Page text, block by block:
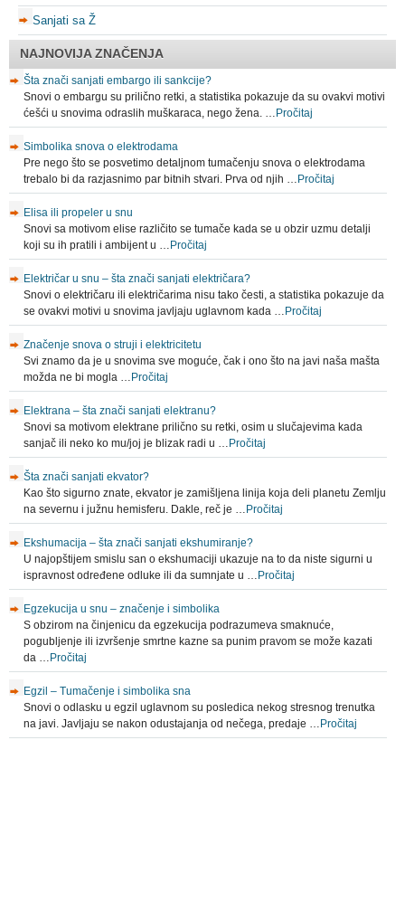
Sanjati sa Ž
NAJNOVIJA ZNAČENJA
Šta znači sanjati embargo ili sankcije?
Snovi o embargu su prilično retki, a statistika pokazuje da su ovakvi motivi
ćešći u snovima odraslih muškaraca, nego žena. … Pročitaj
Simbolika snova o elektrodama
Pre nego što se posvetimo detaljnom tumačenju snova o elektrodama
trebalo bi da razjasnimo par bitnih stvari. Prva od njih … Pročitaj
Elisa ili propeler u snu
Snovi sa motivom elise različito se tumače kada se u obzir uzmu detalji
koji su ih pratili i ambijent u … Pročitaj
Električar u snu – šta znači sanjati električara?
Snovi o električaru ili električarima nisu tako česti, a statistika pokazuje da
se ovakvi motivi u snovima javljaju uglavnom kada … Pročitaj
Značenje snova o struji i elektricitetu
Svi znamo da je u snovima sve moguće, čak i ono što na javi naša mašta
možda ne bi mogla … Pročitaj
Elektrana – šta znači sanjati elektranu?
Snovi sa motivom elektrane prilično su retki, osim u slučajevima kada
sanjač ili neko ko mu/joj je blizak radi u … Pročitaj
Šta znači sanjati ekvator?
Kao što sigurno znate, ekvator je zamišljena linija koja deli planetu Zemlju
na severnu i južnu hemisferu. Dakle, reč je … Pročitaj
Ekshumacija – šta znači sanjati ekshumiranje?
U najopštijem smislu san o ekshumaciji ukazuje na to da niste sigurni u
ispravnost određene odluke ili da sumnjate u … Pročitaj
Egzekucija u snu – značenje i simbolika
S obzirom na činjenicu da egzekucija podrazumeva smaknuće,
pogubljenje ili izvršenje smrtne kazne sa punim pravom se može kazati
da … Pročitaj
Egzil – Tumačenje i simbolika sna
Snovi o odlasku u egzil uglavnom su posledica nekog stresnog trenutka
na javi. Javljaju se nakon odustajanja od nečega, predaje … Pročitaj